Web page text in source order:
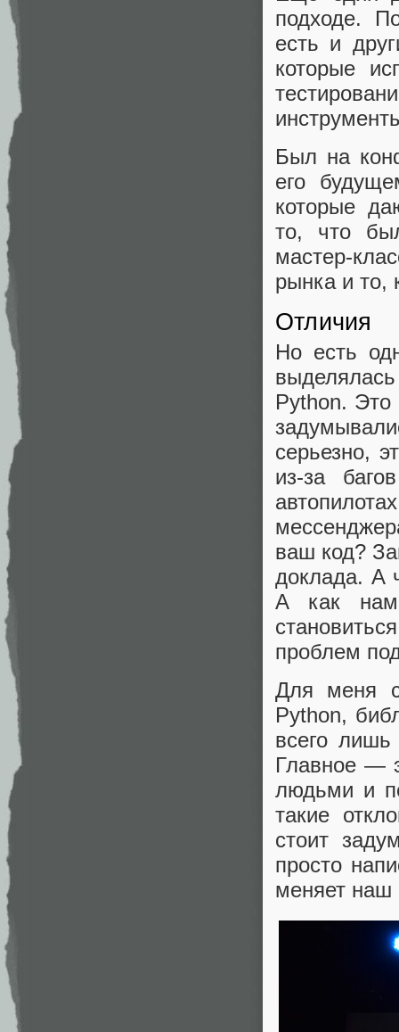
подходе.
есть и
которые
Был на
его
которые
то, что
мастер-
рынка и то,
Отличия
Но есть
Python.
серьезно,
из-за
ваш код?
доклада. А
А как нам
проблем
Для меня
Python,
всего лишь
Главное —
людьми и
такие
стоит
просто
меняет наш